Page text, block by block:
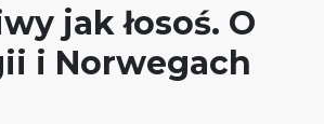
jak łosoś. O
i Norwegach